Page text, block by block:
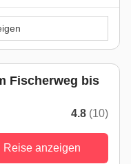
Fischerweg bis
4.8 (10)
Reise anzeigen